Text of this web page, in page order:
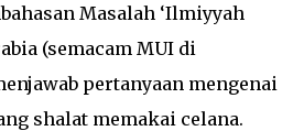
Masalah ‘Ilmiyyah
(semacam MUI di
pertanyaan mengenai
shalat memakai celana.